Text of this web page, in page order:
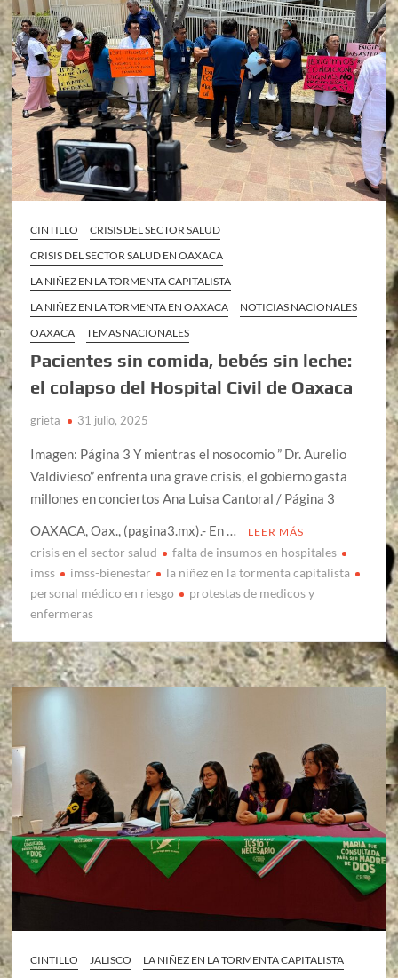
CINTILLO
CRISIS DEL SECTOR SALUD
CRISIS DEL SECTOR SALUD EN OAXACA
LA NIÑEZ EN LA TORMENTA CAPITALISTA
LA NIÑEZ EN LA TORMENTA EN OAXACA
NOTICIAS NACIONALES
OAXACA
TEMAS NACIONALES
Pacientes sin comida, bebés sin leche:
el colapso del Hospital Civil de Oaxaca
grieta 31 julio, 2025
Imagen: Página 3 Y mientras el nosocomio ” Dr. Aurelio
Valdivieso” enfrenta una grave crisis, el gobierno gasta
millones en conciertos Ana Luisa Cantoral / Página 3
OAXACA, Oax., (pagina3.mx).- En …
LEER MÁS
crisis en el sector salud
falta de insumos en hospitales
imss
imss-bienestar
la niñez en la tormenta capitalista
personal médico en riesgo
protestas de medicos y
enfermeras
CINTILLO JALISCO
LA NIÑEZ EN LA TORMENTA CAPITALISTA